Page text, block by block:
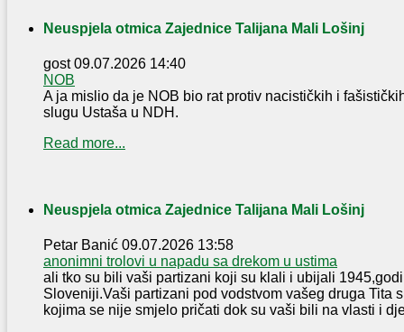
Neuspjela otmica Zajednice Talijana Mali Lošinj
gost 09.07.2026 14:40
NOB
A ja mislio da je NOB bio rat protiv nacističkih i
slugu Ustaša u NDH.
Read more...
Neuspjela otmica Zajednice Talijana Mali Lošinj
Petar Banić 09.07.2026 13:58
anonimni trolovi u napadu sa drekom u ustima
ali tko su bili vaši partizani koji su klali i ubijali
Sloveniji.Vaši partizani pod vodstvom vašeg druga Tita
kojima se nije smjelo pričati dok su vaši bili na vlasti i